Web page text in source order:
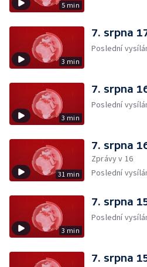
5 min
3 min
7. srpna
Poslední
3 min
7. srpna
Poslední
31 min
7. srpna
Zprávy v 16
Poslední
3 min
7. srpna
Poslední
7. srpna